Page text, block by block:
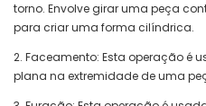
torno. Envolve girar uma peça
para criar uma forma cilíndrica.
2. Faceamento: Esta operação é
plana na extremidade de uma